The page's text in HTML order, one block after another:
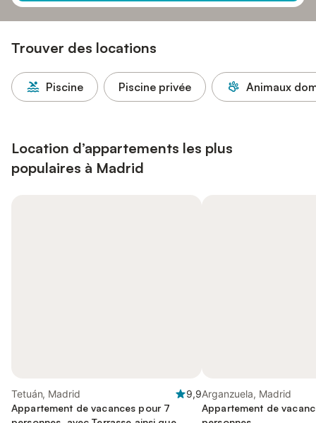
Trouver des locations
Piscine Piscine privée Animaux
Location d’appartements les plus
populaires à Madrid
Tetuán, Madrid
9,9
Appartement de vacances pour 7
Arganzuela, Madrid
Appartement de